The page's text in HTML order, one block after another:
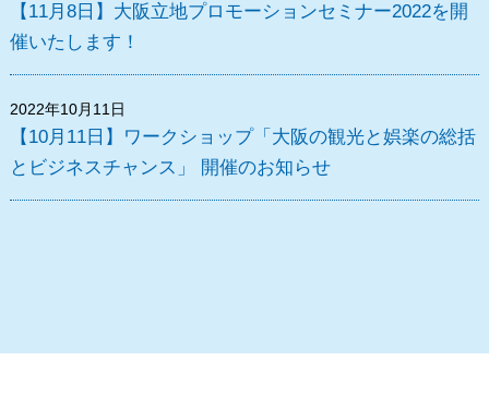
【11月8日】大阪立地プロモーションセミナー2022を開
催いたします！
2022年10月11日
【10月11日】ワークショップ「大阪の観光と娯楽の総括
とビジネスチャンス」 開催のお知らせ